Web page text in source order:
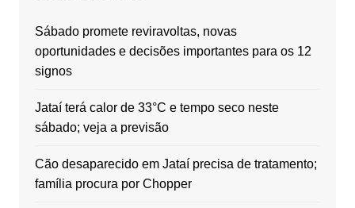
Sábado promete reviravoltas, novas
oportunidades e decisões importantes para os 12
signos
Jataí terá calor de 33°C e tempo seco neste
sábado; veja a previsão
Cão desaparecido em Jataí precisa de tratamento;
família procura por Chopper